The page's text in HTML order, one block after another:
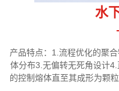
水
产品特点：1.流程优化的聚
体分布3.无偏转无死角设计
的控制熔体直至其成形为颗